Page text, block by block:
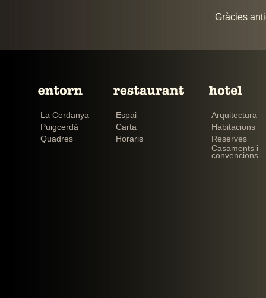
Gràcies
La Cerdanya
Puigcerdà
Quadres
Espai
Carta
Horaris
Arquitectura
Habitacions
Reserves
Casaments i
convencions